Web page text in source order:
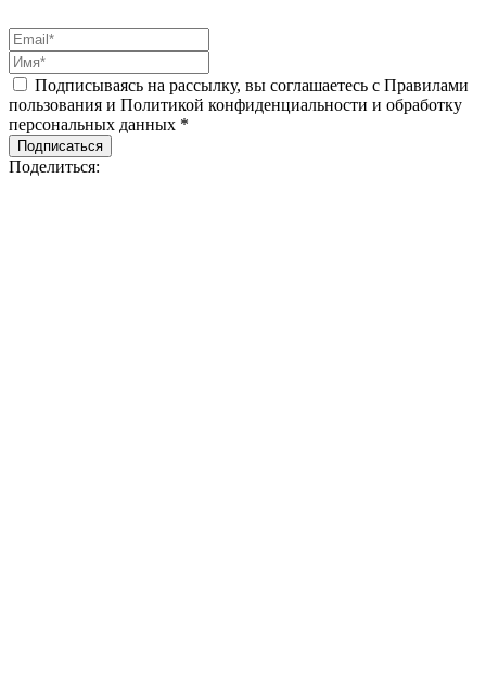
Подписываясь на рассылку, вы соглашаетесь с Правилами
пользования и Политикой конфиденциальности и обработку
персональных данных *
Подписаться
Поделиться: